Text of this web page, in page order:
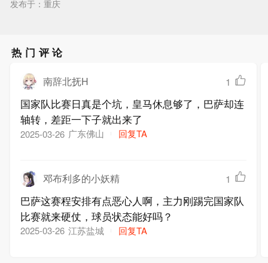
发布于：重庆
热门评论
南辞北抚H 1
国家队比赛日真是个坑，皇马休息够了，巴萨却连
轴转，差距一下子就出来了
2025-03-26 广东佛山 回复TA
邓布利多的小妖精 1
巴萨这赛程安排有点恶心人啊，主力刚踢完国家队
比赛就来硬仗，球员状态能好吗？
2025-03-26 江苏盐城 回复TA